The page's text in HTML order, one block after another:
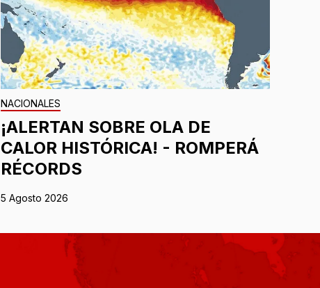
NACIONALES
¡ALERTAN SOBRE OLA DE
CALOR HISTÓRICA! - ROMPERÁ
RÉCORDS
5 Agosto 2026